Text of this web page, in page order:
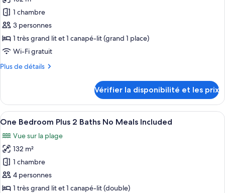
Meals
Included
Two
Double
Beds
Garden
View
No
Included
pour
ce
type
de
chambre :
One
Garden
No
Meals
Included
1 chambre
3 personnes
1 très grand lit et 1 canapé-lit (grand 1 place)
Wi-Fi gratuit
Plus de détails
Plus
le
type
de
One
Bedroom
Suite
Garden
No
Meals
Vérifier la disponibilité et les prix
Afficher
toutes
les
photos
pour
ce
type
Une chambre d’hôtel comprenant
8
One Bedroom Plus 2 Baths No Meals Included
Vue sur la plage
132 m²
1 chambre
4 personnes
1 très grand lit et 1 canapé-lit (double)